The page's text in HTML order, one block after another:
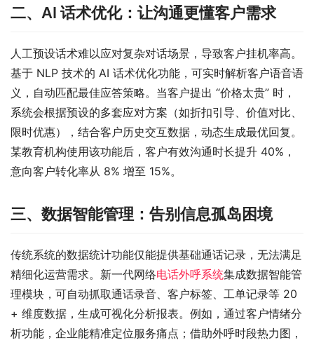
二、AI 话术优化：让沟通更懂客户需求
人工预设话术难以应对复杂对话场景，导致客户挂机率高。
基于 NLP 技术的 AI 话术优化功能，可实时解析客户语音语
义，自动匹配最佳应答策略。当客户提出 “价格太贵” 时，
系统会根据预设的多套应对方案（如折扣引导、价值对比、
限时优惠），结合客户历史交互数据，动态生成最优回复。
某教育机构使用该功能后，客户有效沟通时长提升 40%，
意向客户转化率从 8% 增至 15%。
三、数据智能管理：告别信息孤岛困境
传统系统的数据统计功能仅能提供基础通话记录，无法满足
精细化运营需求。新一代网络电话外呼系统集成数据智能管
理模块，可自动抓取通话录音、客户标签、工单记录等 20
+ 维度数据，生成可视化分析报表。例如，通过客户情绪分
析功能，企业能精准定位服务痛点；借助外呼时段热力图，